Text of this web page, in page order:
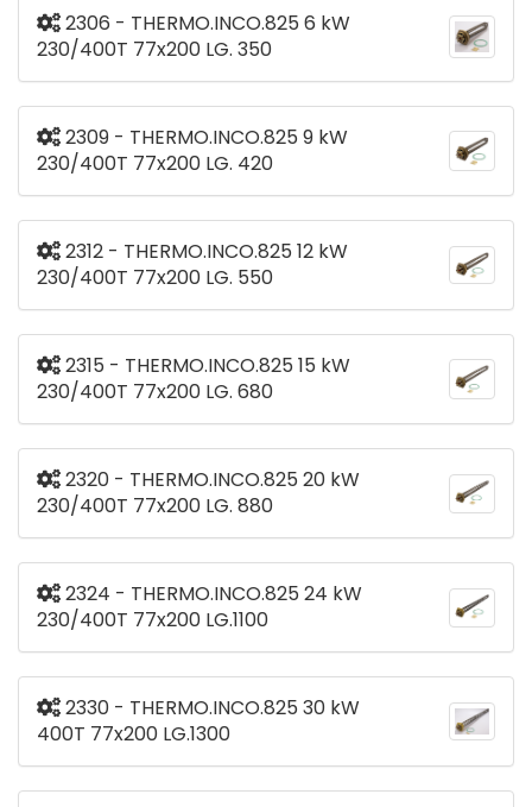
2306 - THERMO.INCO.825 6 kW
230/400T 77x200 LG. 350
2309 - THERMO.INCO.825 9 kW
230/400T 77x200 LG. 420
2312 - THERMO.INCO.825 12 kW
230/400T 77x200 LG. 550
2315 - THERMO.INCO.825 15 kW
230/400T 77x200 LG. 680
2320 - THERMO.INCO.825 20 kW
230/400T 77x200 LG. 880
2324 - THERMO.INCO.825 24 kW
230/400T 77x200 LG.1100
2330 - THERMO.INCO.825 30 kW
400T 77x200 LG.1300